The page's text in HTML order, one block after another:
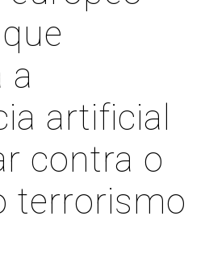
a
artificial
contra o
terrorismo